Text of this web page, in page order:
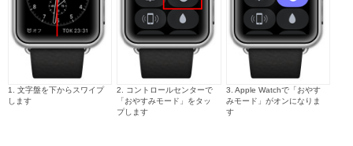
1. 文字盤を下からスワイプ
します
2. コントロールセンターで
「おやすみモード」をタッ
プします
3. Apple Watchで「おやす
みモード」がオンになりま
す